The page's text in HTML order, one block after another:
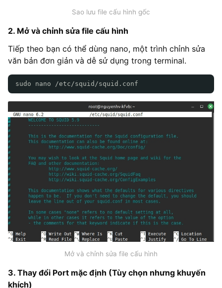
Sao lưu file cấu hình gốc
2. Mở và chỉnh sửa file cấu hình
Tiếp theo bạn có thể dùng nano, một trình chỉnh sửa
văn bản đơn giản và dễ sử dụng trong terminal.
sudo nano /etc/squid/squid.conf
Mở và chỉnh sửa file cấu hình
3. Thay đổi Port mặc định (Tùy chọn nhưng khuyến
khích)